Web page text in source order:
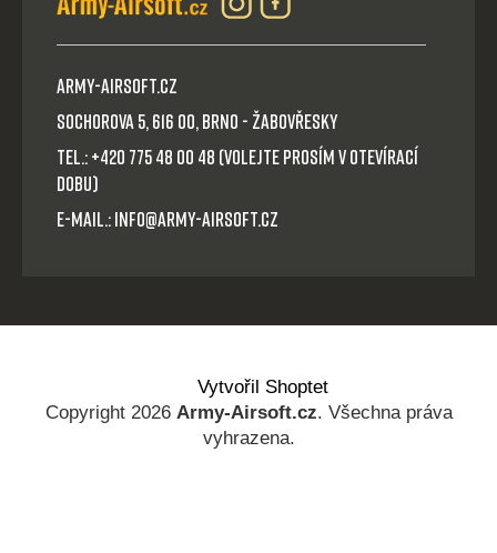
Army-Airsoft.cz
Sochorova 5, 616 00, Brno - Žabovřesky
Tel.: +420 775 48 00 48 (volejte prosím v otevírací
dobu)
E-mail.: info@army-airsoft.cz
Vytvořil Shoptet
Copyright 2026 Army-Airsoft.cz. Všechna práva
vyhrazena.